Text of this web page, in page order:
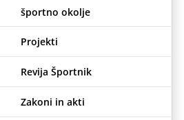
športno okolje
Projekti
Revija Športnik
Zakoni in akti